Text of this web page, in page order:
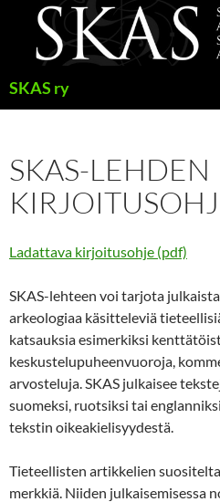
sisältöön
SKAS ry
SKAS-LEHDEN
Ladattava kirjoitusohje (pdf)
SKAS-lehteen voi tarjota
arkeologiaa käsitteleviä
katsauksia esimerkiksi
keskustelupuheenvuoroja,
arvosteluja. SKAS julkaisee
suomeksi, ruotsiksi tai
tekstin oikeakielisyydestä.
Tieteellisten artikkelien
merkkiä. Niiden julkaisemisessa